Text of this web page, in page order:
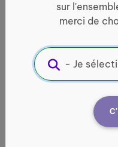
sur
merci de
France
La Grave
INFORMATIQUE ET
Informations